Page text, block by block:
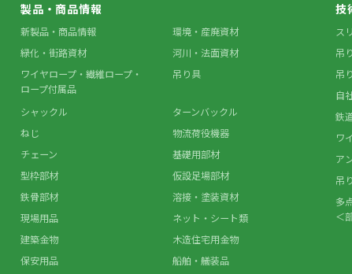
製品・商品情報
新製品・商品情報
環境・産廃資材
緑化・街路資材
河川・法面資材
ワイヤロープ・繊維ロープ・
ロープ付属品
吊り具
シャックル
ターンバックル
ねじ
物流荷役機器
チェーン
基礎用部材
型枠部材
仮設足場部材
鉄骨部材
溶接・塗装資材
現場用品
ネット・シート類
建築金物
木造住宅用金物
保安用品
船舶・艤装品
技
ス
吊
吊
自
鉄
ワ
ア
吊
多
＜